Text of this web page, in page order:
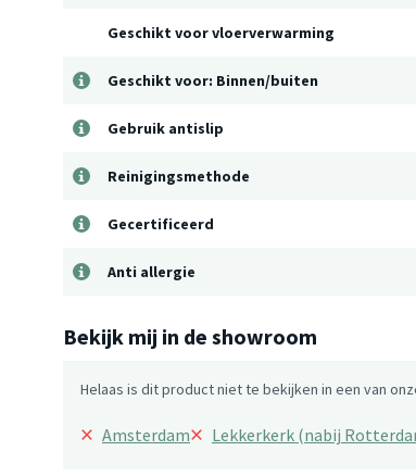
Geschikt voor vloerverwarming
Geschikt voor: Binnen/buiten
Gebruik antislip
Reinigingsmethode
Gecertificeerd
Anti allergie
Bekijk mij in de showroom
Helaas is dit product niet te bekijken in een van
× Amsterdam× Lekkerkerk (nabij